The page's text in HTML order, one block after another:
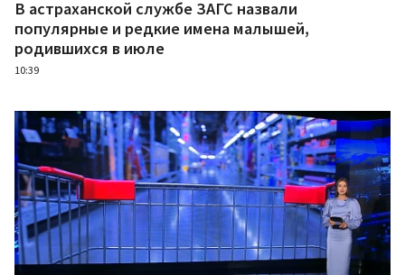
В астраханской службе ЗАГС назвали
популярные и редкие имена малышей,
родившихся в июле
10:39